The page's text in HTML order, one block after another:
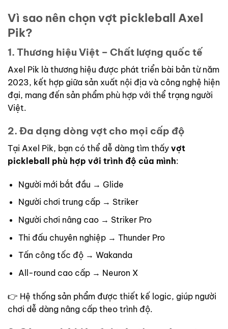
Vì sao nên chọn vợt pickleball Axel
Pik?
1. Thương hiệu Việt – Chất lượng quốc tế
Axel Pik là thương hiệu được phát triển bài bản từ năm
2023, kết hợp giữa sản xuất nội địa và công nghệ hiện
đại, mang đến sản phẩm phù hợp với thể trạng người
Việt.
2. Đa dạng dòng vợt cho mọi cấp độ
Tại Axel Pik, bạn có thể dễ dàng tìm thấy vợt
pickleball phù hợp với trình độ của mình:
Người mới bắt đầu → Glide
Người chơi trung cấp → Striker
Người chơi nâng cao → Striker Pro
Thi đấu chuyên nghiệp → Thunder Pro
Tấn công tốc độ → Wakanda
All-round cao cấp → Neuron X
👉 Hệ thống sản phẩm được thiết kế logic, giúp người
chơi dễ dàng nâng cấp theo trình độ.